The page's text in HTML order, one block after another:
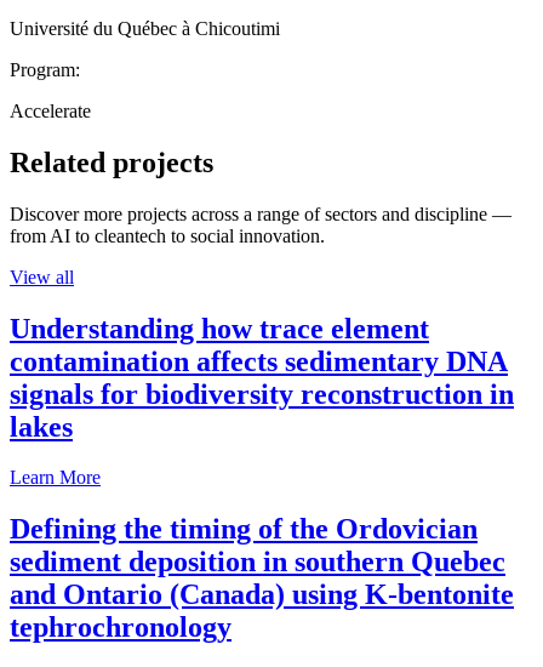
Université du Québec à Chicoutimi
Program:
Accelerate
Related projects
Discover more projects across a range of sectors and discipline —
from AI to cleantech to social innovation.
View all
Understanding how trace element
contamination affects sedimentary DNA
signals for biodiversity reconstruction in
lakes
Learn More
Defining the timing of the Ordovician
sediment deposition in southern Quebec
and Ontario (Canada) using K-bentonite
tephrochronology